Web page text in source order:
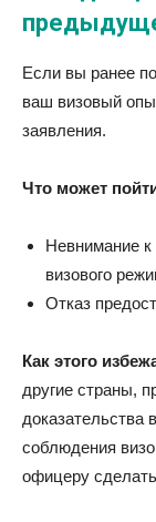
Если вы ранее
ваш визовый
заявления.
Что может
Невнимание
визового
Отказ
Как этого
другие страны,
доказательства
соблюдения
офицеру